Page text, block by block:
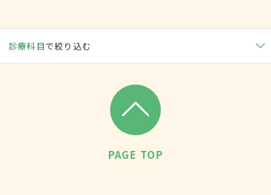
診療科目で絞り込む
PAGE TOP